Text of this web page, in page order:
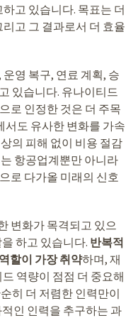
고 있습니다. 목표는 더
고 그 결과로서 더 효율
영 복구, 연료 계획, 승
있습니다. 유나이티드
로 인정한 것은 더 주목
서도 유사한 변화를 가속
의 피해 없이 비용 절감
항공업계뿐만 아니라
로 다가올 미래의 신호
변화가 목격되고 있으
하고 있습니다. 반복적
할이 가장 취약하며, 재
역량이 점점 더 중요해
히 더 저렴한 인력만이
인 인력을 추구하는 과